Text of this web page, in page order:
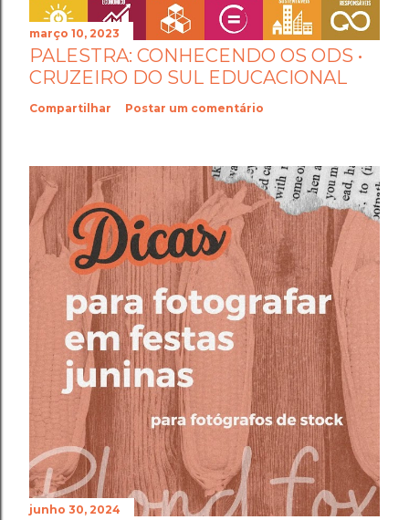
março 10, 2023
PALESTRA: CONHECENDO OS ODS •
CRUZEIRO DO SUL EDUCACIONAL
Compartilhar Postar um comentário
junho 30, 2024